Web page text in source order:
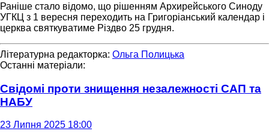
Раніше стало відомо, що рішенням Архирейського Синоду
УГКЦ з 1 вересня переходить на Григоріанський календар і
церква святкуватиме Різдво 25 грудня.
Літературна редакторка: Ольга Полицька
Останні матеріали:
Свідомі проти знищення незалежності САП та
НАБУ
23 Липня 2025 18:00